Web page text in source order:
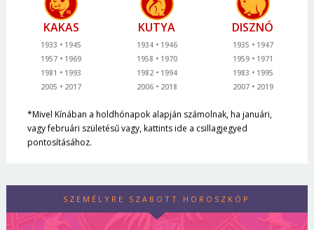
KAKAS
1933
1945
1957
1969
1981
1993
2005
2017
KUTYA
1934
1946
1958
1970
1982
1994
2006
2018
DISZNÓ
1935
1947
1959
1971
1983
1995
2007
2019
*Mivel Kínában a holdhónapok alapján számolnak, ha januári,
vagy februári születésű vagy, kattints ide a csillagjegyed
pontosításához.
SZEMÉLYRE SZABOTT HOROSZKÓP